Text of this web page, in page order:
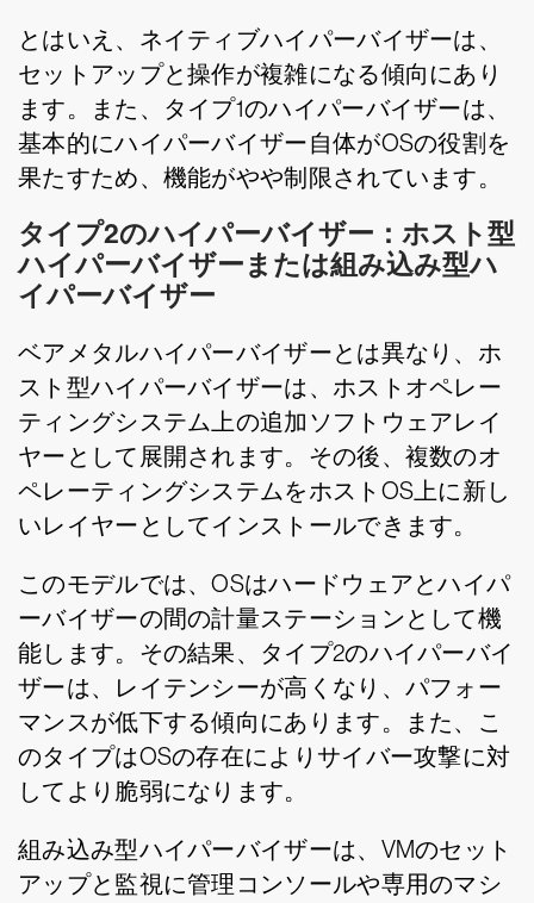
とはいえ、ネイティブハイパーバイザーは、
セットアップと操作が複雑になる傾向にあり
ます。また、タイプ1のハイパーバイザーは、
基本的にハイパーバイザー自体がOSの役割を
果たすため、機能がやや制限されています。
タイプ2のハイパーバイザー：ホスト型
ハイパーバイザーまたは組み込み型ハ
イパーバイザー
ベアメタルハイパーバイザーとは異なり、ホ
スト型ハイパーバイザーは、ホストオペレー
ティングシステム上の追加ソフトウェアレイ
ヤーとして展開されます。その後、複数のオ
ペレーティングシステムをホストOS上に新し
いレイヤーとしてインストールできます。
このモデルでは、OSはハードウェアとハイパ
ーバイザーの間の計量ステーションとして機
能します。その結果、タイプ2のハイパーバイ
ザーは、レイテンシーが高くなり、パフォー
マンスが低下する傾向にあります。また、こ
のタイプはOSの存在によりサイバー攻撃に対
してより脆弱になります。
組み込み型ハイパーバイザーは、VMのセット
アップと監視に管理コンソールや専用のマシ